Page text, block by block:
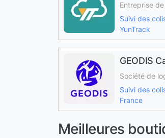
Entreprise
Suivi des
YunTrack
GEODIS
Société de
Suivi des
France
Meilleures